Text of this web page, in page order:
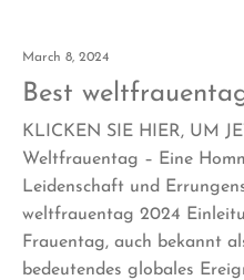
March 8, 2024
Best
KLICKEN SIE HIER, UM
Weltfrauentag – Eine
Leidenschaft und
weltfrauentag 2024
Frauentag, auch bekannt
bedeutendes globales